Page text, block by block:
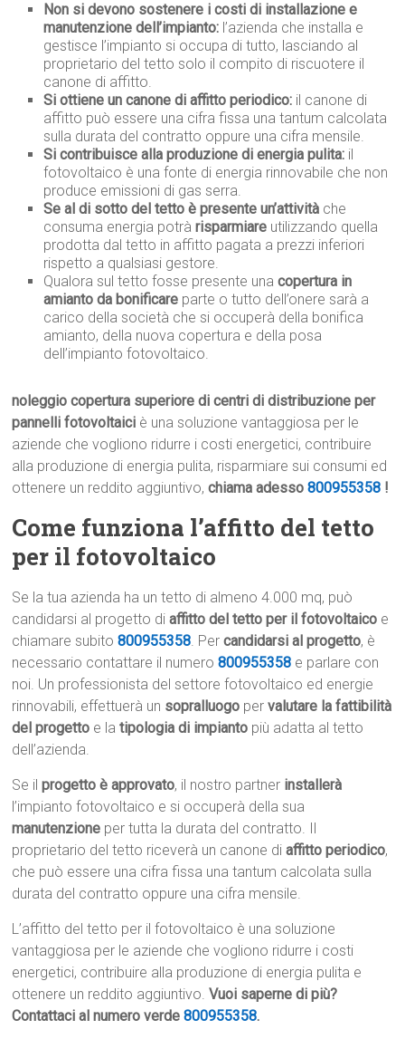
Non si devono sostenere i costi di installazione e
manutenzione dell’impianto: l’azienda che installa e
gestisce l’impianto si occupa di tutto, lasciando al
proprietario del tetto solo il compito di riscuotere il
canone di affitto.
Si ottiene un canone di affitto periodico: il canone di
affitto può essere una cifra fissa una tantum calcolata
sulla durata del contratto oppure una cifra mensile.
Si contribuisce alla produzione di energia pulita: il
fotovoltaico è una fonte di energia rinnovabile che non
produce emissioni di gas serra.
Se al di sotto del tetto è presente un’attività che
consuma energia potràrisparmiare utilizzando quella
prodotta dal tetto in affitto pagata a prezzi inferiori
rispetto a qualsiasi gestore.
Qualora sul tetto fosse presente unacopertura in
amianto da bonificare parte o tutto dell’onere sarà a
carico della società che si occuperà della bonifica
amianto, della nuova copertura e della posa
dell’impianto fotovoltaico.
noleggio copertura superiore di centri di distribuzione per
pannelli fotovoltaici è una soluzione vantaggiosa per le
aziende che vogliono ridurre i costi energetici, contribuire
alla produzione di energia pulita, risparmiare sui consumi ed
ottenere un reddito aggiuntivo,chiama adesso800955358 !
Come funziona l’affitto del tetto
per il fotovoltaico
Se la tua azienda ha un tetto di almeno 4.000 mq, può
candidarsi al progetto diaffitto del tetto per il fotovoltaico e
chiamare subito800955358. Percandidarsi al progetto, è
necessario contattare il numero800955358 e parlare con
noi. Un professionista del settore fotovoltaico ed energie
rinnovabili, effettuerà un sopralluogo pervalutare la fattibilità
del progetto e latipologia di impianto più adatta al tetto
dell’azienda.
Se ilprogetto è approvato, il nostro partner installerà
l’impianto fotovoltaico e si occuperà della sua
manutenzione per tutta la durata del contratto. Il
proprietario del tetto riceverà un canone diaffitto periodico,
che può essere una cifra fissa una tantum calcolata sulla
durata del contratto oppure una cifra mensile.
L’affitto del tetto per il fotovoltaico è una soluzione
vantaggiosa per le aziende che vogliono ridurre i costi
energetici, contribuire alla produzione di energia pulita e
ottenere un reddito aggiuntivo.Vuoi saperne di più?
Contattaci al numero verde800955358.